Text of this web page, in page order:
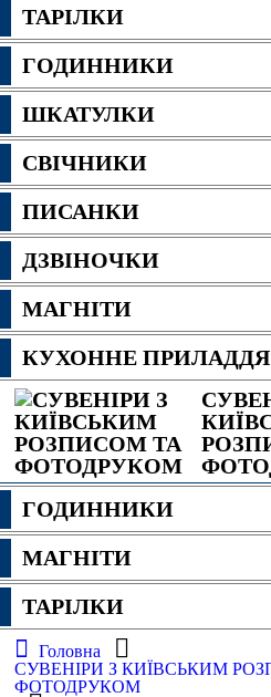
ТАРІЛКИ
ГОДИННИКИ
ШКАТУЛКИ
СВІЧНИКИ
ПИСАНКИ
ДЗВІНОЧКИ
МАГНІТИ
КУХОННЕ ПРИЛАДДЯ
ГОДИННИКИ
МАГНІТИ
ТАРІЛКИ
Головна
СУВЕНІРИ З КИЇВСЬКИМ
ФОТОДРУКОМ